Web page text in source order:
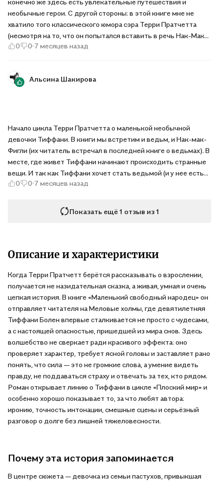
конечно же здесь есть увлекательные путешествия и
необычные герои. С другой стороны: в этой книге мне не
хватило того классического юмора сэра Терри Пратчетта
(несмотря на то, что он попытался вставить в речь Нак-Мак-
Фиглей различные словечки и выражения). Чувствуется, что
отличается от первых книг, таких как вещие сестрички, посох
и шляпа и т.п. Но несмотря на это Плоский мир все равно не
0 0 7 месяцев назад
Альсина Шакирова
Начало цикла Терри Пратчетта о маленькой необычной
девочки Тиффани. В книги мы встретим и ведьм, и Нак-мак-
Фигли (их читатель встречал в последней книге о ведьмах). В
месте, где живет Тиффани начинают происходить странные
вещи. И так как Тиффани хочет стать ведьмой (и у нее есть
все для этого), то именно она начинает свое расследование
0 0 7 месяцев назад
Показать ещё 1 отзыв из 1
Описание и характеристики
Когда Терри Пратчетт берётся рассказывать о взрослении,
получается не назидательная сказка, а живая, умная и очень
цепкая история. В книге «Маленький свободный народец» он
отправляет читателя на Меловые холмы, где девятилетняя
Тиффани Болен впервые сталкивается не просто с чудесами,
а с настоящей опасностью, пришедшей из мира снов. Здесь
волшебство не сверкает ради красивого эффекта: оно
проверяет характер, требует ясной головы и заставляет рано
понять, что сила — это не громкие слова, а умение видеть
правду, не поддаваться страху и отвечать за тех, кто рядом.
Роман открывает линию о Тиффани в цикле «Плоский мир» и
особенно хорошо показывает то, за что любят автора:
иронию, точность интонации, смешные сцены и серьёзный
разговор о долге без лишней тяжеловесности.
Почему эта история запоминается
В центре сюжета — девочка из семьи пастухов, привыкшая